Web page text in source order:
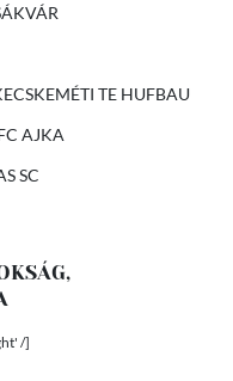
TE HUFBAU
AJKA
SC
/]